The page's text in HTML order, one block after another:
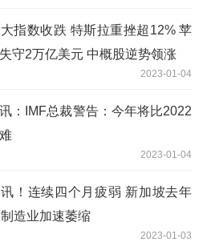
指数收跌 特斯拉重挫超12% 苹
守2万亿美元 中概股逆势领涨
2023-01-04
：IMF总裁警告：今年将比2022
2023-01-04
！连续四个月疲弱 新加坡去年
造业加速萎缩
2023-01-03